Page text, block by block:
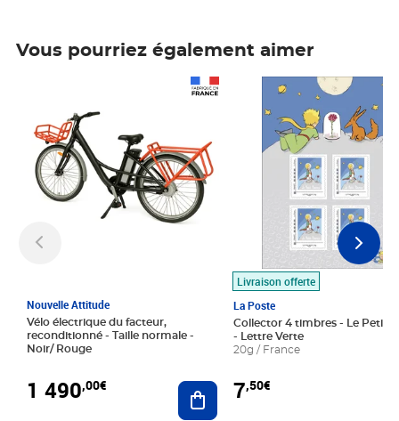
Vous pourriez également aimer
Nouvelle Attitude
Vélo électrique du facteur,
reconditionné - Taille normale -
Noir/ Rouge
1 490,00€ Ajouter au panier
Livraison offerte
La Poste
Collector 4 timbres - Le Petit
- Lettre Verte
20g / France
7,50€
Prix 7,50€